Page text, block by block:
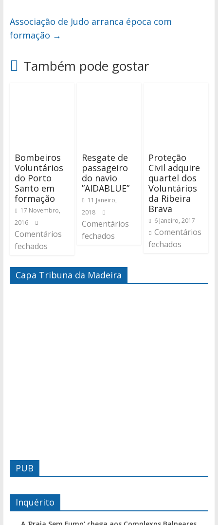
Associação de Judo arranca época com
formação →
Também pode gostar
Bombeiros
Voluntários
do Porto
Santo em
formação
17 Novembro,
2016
Comentários
fechados
Resgate de
passageiro
do navio
”AIDABLUE”
11 Janeiro,
2018
Comentários
fechados
Proteção
Civil adquire
quartel dos
Voluntários
da Ribeira
Brava
6 Janeiro, 2017
Comentários
fechados
Capa Tribuna da Madeira
PUB
Inquérito